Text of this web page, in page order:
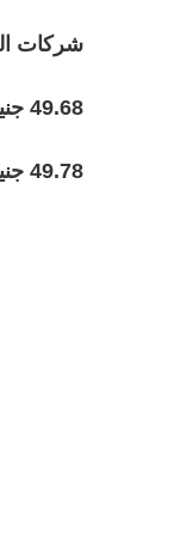
شركات
49.68 جنيه للشراء.
49.78 جنيه للبيع.